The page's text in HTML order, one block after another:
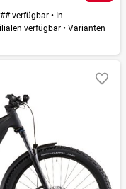
verfügbar • In
verfügbar • Varianten